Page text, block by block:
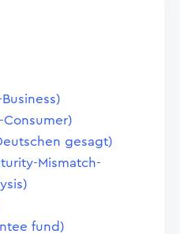
gesagt)
Mismatch-
fund)